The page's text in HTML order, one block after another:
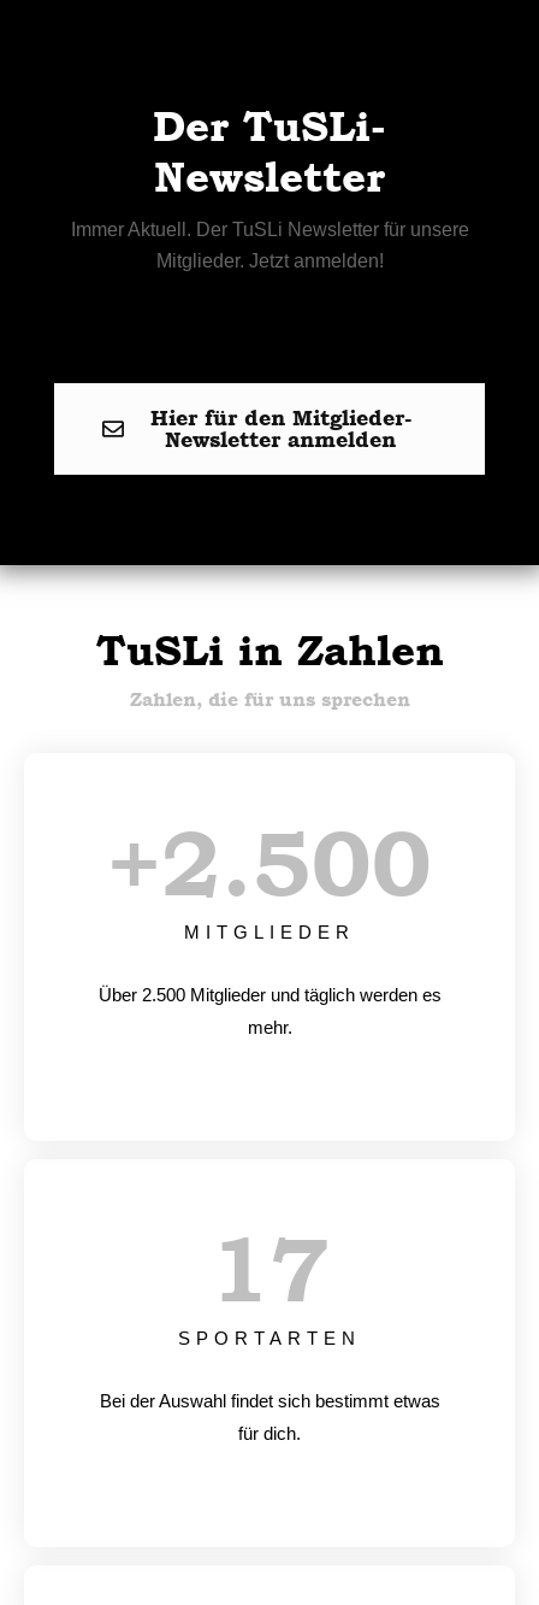
Der TuSLi-
Newsletter
Immer Aktuell. Der TuSLi Newsletter für unsere
Mitglieder. Jetzt anmelden!
Hier für den Mitglieder-
Newsletter anmelden
TuSLi in Zahlen
Zahlen, die für uns sprechen
MITGLIEDER
+2.500
Über 2.500 Mitglieder und täglich werden es
mehr.
SPORTARTEN
17
Bei der Auswahl findet sich bestimmt etwas
für dich.